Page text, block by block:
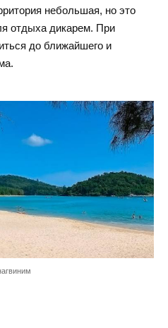
небольшая, но это
отдыха дикарем. При
до ближайшего и